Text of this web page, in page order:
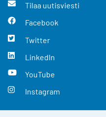
Tilaa uutisviesti
Facebook
Twitter
LinkedIn
YouTube
Instagram